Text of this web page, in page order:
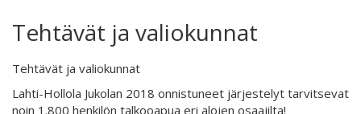
Tehtävät ja valiokunnat
Tehtävät ja valiokunnat
Lahti-Hollola Jukolan 2018 onnistuneet järjestelyt tarvitsevat
noin 1.800 henkilön talkooapua eri alojen osaajilta!